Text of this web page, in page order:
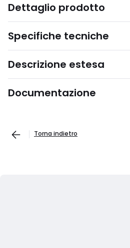
Dettaglio prodotto
Specifiche tecniche
Descrizione estesa
Documentazione
Torna indietro